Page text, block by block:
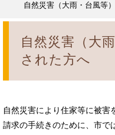
自然災害（大雨・台風等
自然災害（大
された方へ
自然災害により住家等に被害
請求の手続きのために、市で